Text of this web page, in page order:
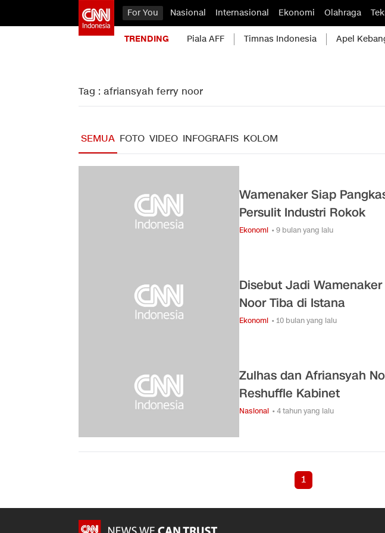
For You Nasional Internasional Ekonomi Olahraga
TRENDING Piala AFF Timnas Indonesia Apel
Tag : afriansyah ferry noor
SEMUA FOTO VIDEO INFOGRAFIS KOLOM
Wamenaker Siap
Persulit Industri Rokok
Ekonomi • 9 bulan yang lalu
Disebut Jadi
Noor Tiba di Istana
Ekonomi • 10 bulan yang lalu
Zulhas dan Afriansyah
Reshuffle Kabinet
Nasional • 4 tahun yang lalu
1